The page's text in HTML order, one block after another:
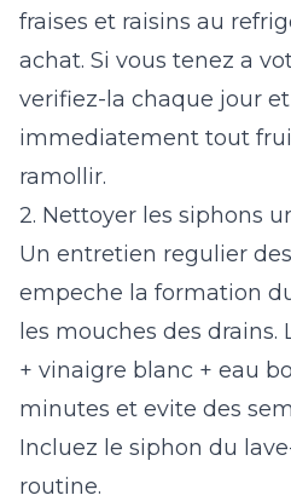
fraises et raisins au
achat. Si vous tenez a
verifiez-la chaque jour
immediatement tout
ramollir.
2. Nettoyer les siphons
Un entretien regulier
empeche la formation
les mouches des drains.
+ vinaigre blanc + eau
minutes et evite des
Incluez le siphon du
routine.